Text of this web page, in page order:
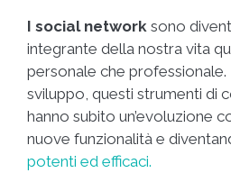
I social network sono
integrante della nostra vita
personale che professionale.
sviluppo, questi strumenti di
hanno subito un’evoluzione
nuove funzionalità e
potenti ed efficaci.